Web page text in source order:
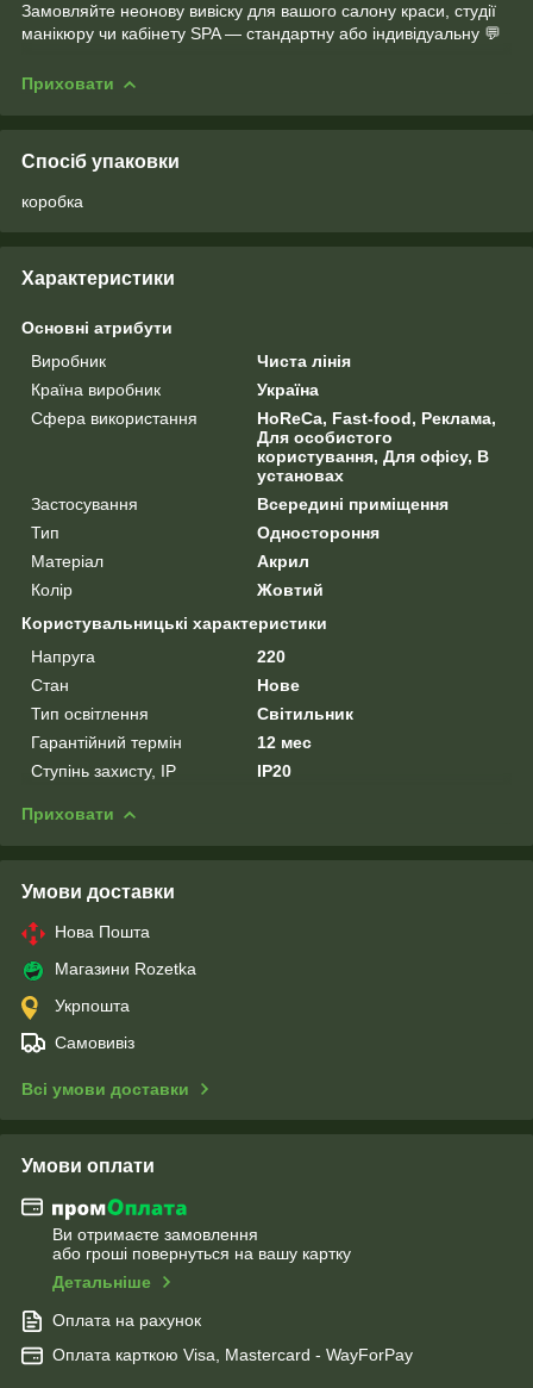
Замовляйте неонову вивіску для вашого салону краси, студії
манікюру чи кабінету SPA — стандартну або індивідуальну 💬
Приховати
Спосіб упаковки
коробка
Характеристики
Основні атрибути
Виробник
Чиста лінія
Країна виробник
Україна
Сфера використання
HoReCa, Fast-food, Реклама,
Для особистого
користування, Для офісу, В
установах
Застосування
Всередині приміщення
Тип
Одностороння
Матеріал
Акрил
Колір
Жовтий
Користувальницькі характеристики
Напруга
220
Стан
Нове
Тип освітлення
Світильник
Гарантійний термін
12 мес
Ступінь захисту, IP
IP20
Приховати
Умови доставки
Нова Пошта
Магазини Rozetka
Укрпошта
Самовивіз
Всі умови доставки
Умови оплати
Ви отримаєте замовлення
або гроші повернуться на вашу картку
Детальніше
Оплата на рахунок
Оплата карткою Visa, Mastercard - WayForPay